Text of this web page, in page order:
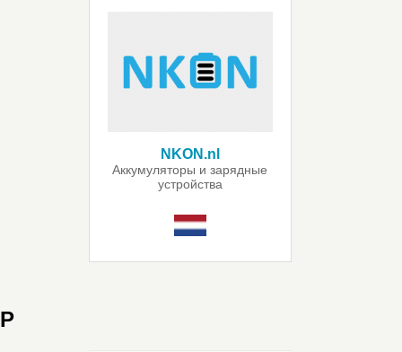
NKON.nl
Аккумуляторы и зарядные
устройства
P